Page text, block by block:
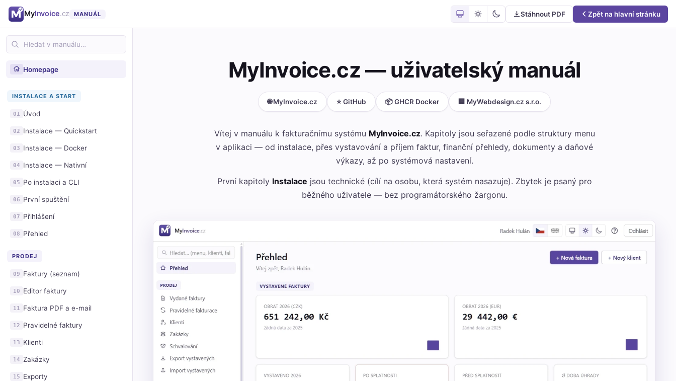
MyInvoice.cz MANUÁL Stáhnout PDF Zpět na hlavní stránku
Homepage
INSTALACE A START
01 Úvod
02 Instalace — Quickstart
03 Instalace — Docker
04 Instalace — Nativní
05 Po instalaci a CLI
06 První spuštění
07 Přihlášení
08 Přehled
PRODEJ
09 Faktury (seznam)
10 Editor faktury
11 Faktura PDF a e-mail
12 Pravidelné faktury
13 Klienti
14 Zakázky
15 Exporty
MyInvoice.cz — uživatelský manuál
🌐 MyInvoice.cz ⭐ GitHub 📦 GHCR Docker 🏢 MyWebdesign.cz s.r.o.
Vítej v manuálu k fakturačnímu systému MyInvoice.cz. Kapitoly jsou seřazené podle struktury menu
v aplikaci — od instalace, přes vystavování a příjem faktur, finanční přehledy, dokumenty a daňové
výkazy, až po systémová nastavení.
První kapitoly Instalace jsou technické (cílí na osobu, která systém nasazuje). Zbytek je psaný pro
běžného uživatele — bez programátorského žargonu.